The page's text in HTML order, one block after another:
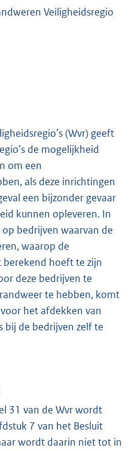
Veiligheidsregio
(Wvr) geeft
de mogelijkheid
om een
als deze inrichtingen
een bijzonder gevaar
kunnen opleveren. In
bedrijven waarvan de
waarop de
hoeft te zijn
deze bedrijven te
te hebben, komt
het afdekken van
bij de bedrijven zelf te
31 van de Wvr wordt
7 van het Besluit
wordt daarin niet tot in